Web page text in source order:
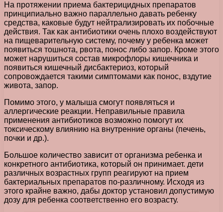
На протяжении приема бактерицидных препаратов
принципиально важно параллельно давать ребенку
средства, каковые будут нейтрализировать их побочные
действия. Так как антибиотики очень плохо воздействуют
на пищеварительную систему, почему у ребенка может
появиться тошнота, рвота, понос либо запор. Кроме этого
может нарушиться состав микрофлоры кишечника и
появиться кишечный дисбактериоз, который
сопровождается такими симптомами как понос, вздутие
живота, запор.
Помимо этого, у малыша смогут появляться и
аллергические реакции. Неправильные правила
применения антибиотиков возможно помогут их
токсическому влиянию на внутренние органы (печень,
почки и др.).
Большое количество зависит от организма ребенка и
конкретного антибиотика, который он принимает. дети
различных возрастных групп реагируют на прием
бактериальных препаратов по-различному. Исходя из
этого крайне важно, дабы доктор установил допустимую
дозу для ребенка соответственно его возрасту.